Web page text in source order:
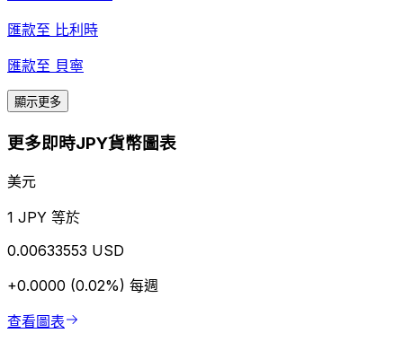
匯款至 比利時
匯款至 貝寧
顯示更多
更多即時JPY貨幣圖表
美元
1 JPY 等於
0.00633553 USD
+0.0000 (0.02%) 每週
查看圖表